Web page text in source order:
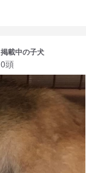
掲載中の子犬
0頭